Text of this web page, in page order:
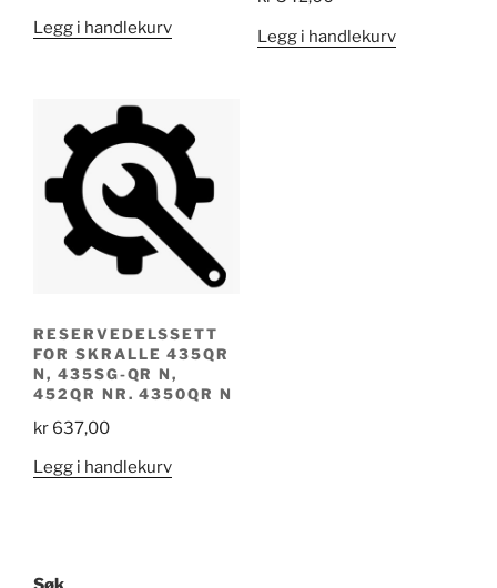
Legg i handlekurv
Legg i handlekurv
RESERVEDELSSETT
FOR SKRALLE 435QR
N, 435SG-QR N,
452QR NR. 4350QR N
kr 637,00
Legg i handlekurv